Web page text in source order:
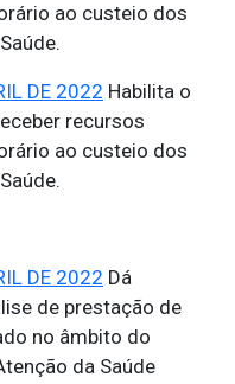
ao custeio dos
DE 2022 Habilita o
recursos
ao custeio dos
DE 2022 Dá
de prestação de
no âmbito do
da Saúde